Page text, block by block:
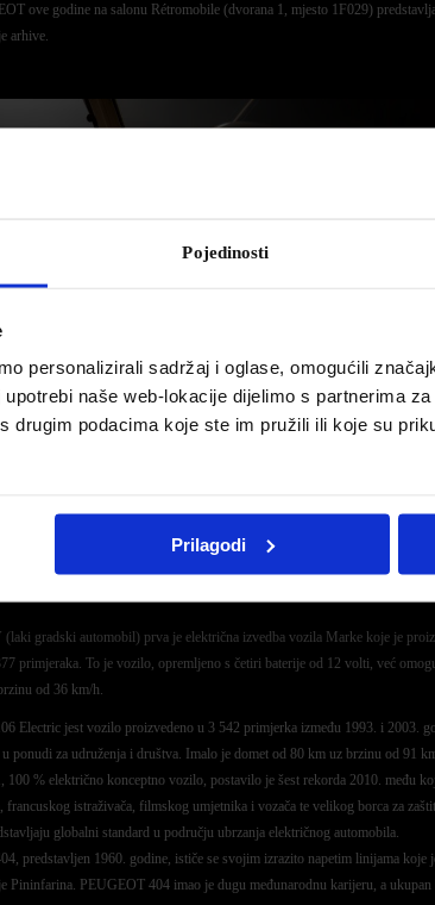
Pojedinosti
personalizirali sadržaj i oglase, omogućili
naše web-lokacije dijelimo s partnerima
drugim podacima koje ste im pružili ili koje su
Prilagodi
ove godine na salonu Rétromobile (dvorana 1, mjesto 1F029)
arhive.
gradski automobil) prva je električna izvedba vozila Marke koje je
primjeraka. To je vozilo, opremljeno s četiri baterije od 12 volti, već
od 36 km/h.
Electric jest vozilo proizvedeno u 3 542 primjerka između 1993. i 2003.
ponudi za udruženja i društva. Imalo je domet od 80 km uz brzinu od 91
100 % električno konceptno vozilo, postavilo je šest rekorda 2010. među
francuskog istraživača, filmskog umjetnika i vozača te velikog borca za
globalni standard u području ubrzanja električnog automobila.
predstavljen 1960. godine, ističe se svojim izrazito napetim linijama koje
Pininfarina. PEUGEOT 404 imao je dugu međunarodnu karijeru, a